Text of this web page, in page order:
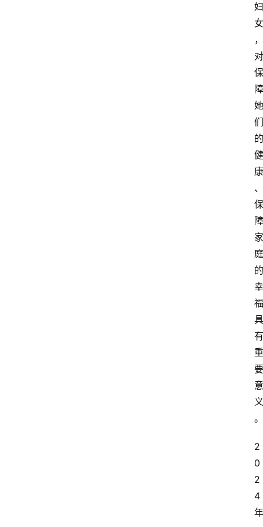
妇
女
，
对
保
障
她
们
的
健
康
、
保
障
家
庭
的
幸
福
具
有
重
要
意
义
。
2
0
2
4
年